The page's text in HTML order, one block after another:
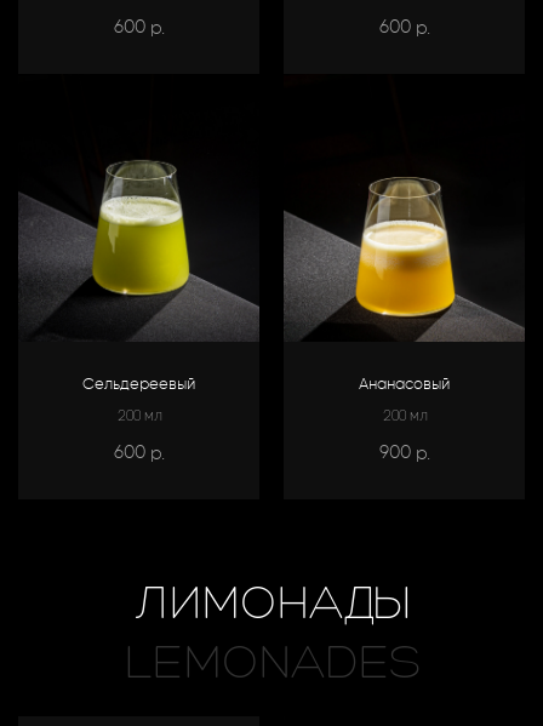
600 р. 600 р.
Сельдереевый
200 мл
600 р.
Ананасовый
200 мл
900 р.
ЛИМОНАДЫ
LEMONADES